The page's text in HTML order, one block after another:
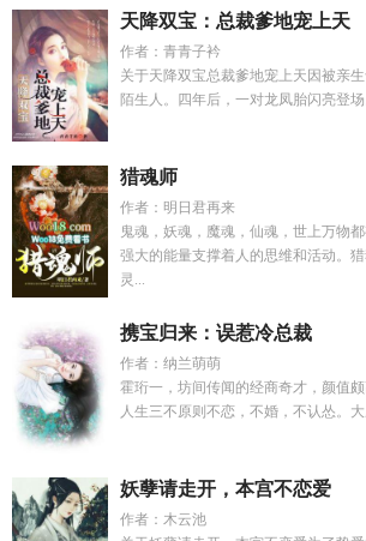
天降双宝：总裁爹地宠上天
作者：青青子衿
关于天降双宝总裁爹地宠上天因被亲
陌生人。四年后，一对龙凤胎闪亮登
猎魂师
作者：明日君再来
鬼魂，妖魂，魔魂，仙魂，世上万物
强大的能量支撑着人的思维和活动。
灵...
携宝归来：误惹冷总裁
作者：纳兰萌萌
霍珩一，坊间传闻的经商奇才，颜值
人生三不原则不恋，不婚，不认怂。
妖孽请走开，本宫不恋爱
作者：木云池